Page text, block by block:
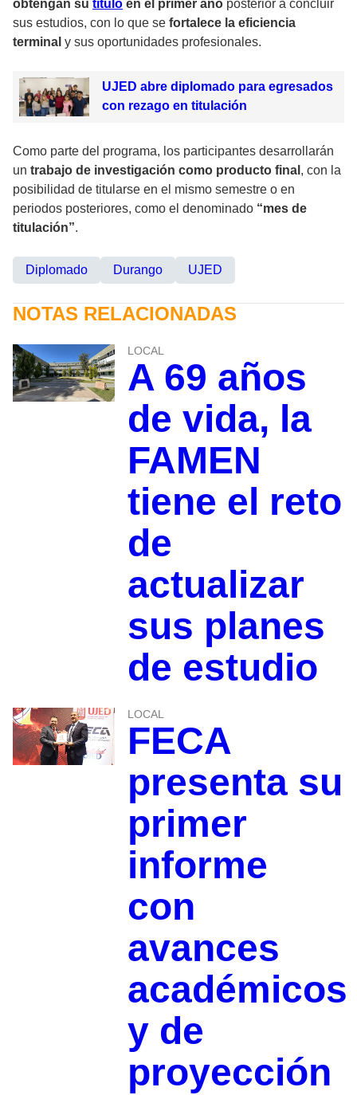
obtengan su título en el primer año posterior a concluir
sus estudios, con lo que se fortalece la eficiencia
terminal y sus oportunidades profesionales.
UJED abre diplomado para egresados
con rezago en titulación
Como parte del programa, los participantes desarrollarán
un trabajo de investigación como producto final , con la
posibilidad de titularse en el mismo semestre o en
periodos posteriores, como el denominado “mes de
titulación”.
Diplomado Durango UJED
NOTAS RELACIONADAS
LOCAL
A 69 años
de vida, la
FAMEN
tiene el reto
de
actualizar
sus planes
de estudio
LOCAL
FECA
presenta su
primer
informe
con
avances
académicos
y de
proyección